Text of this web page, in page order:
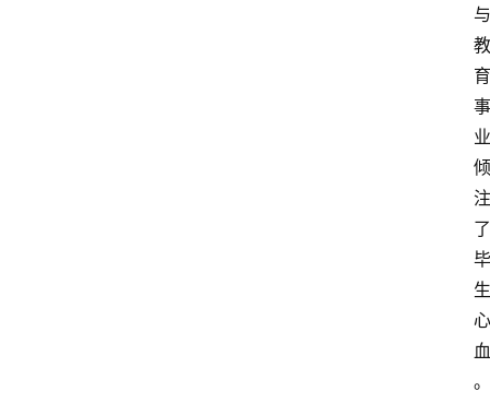
与
教
育
事
业
倾
注
了
毕
生
心
血
。